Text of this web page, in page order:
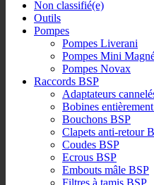
Non classifié(e)
Outils
Pompes
Pompes Liverani
Pompes Mini
Pompes Novax
Raccords BSP
Adaptateurs
Bobines
Bouchons BSP
Clapets anti-retour
Coudes BSP
Ecrous BSP
Embouts mâle BSP
Filtres à tamis BSP